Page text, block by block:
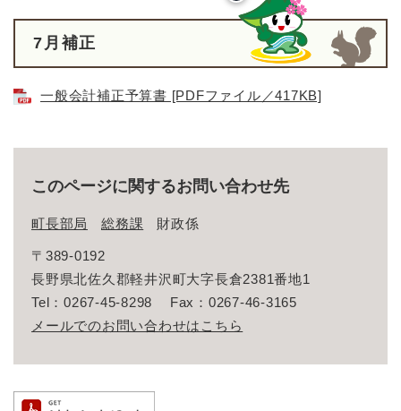
7月補正
一般会計補正予算書 [PDFファイル／417KB]
このページに関するお問い合わせ先
町長部局 総務課 財政係
〒389-0192
長野県北佐久郡軽井沢町大字長倉2381番地1
Tel：0267-45-8298
Fax：0267-46-3165
メールでのお問い合わせはこちら